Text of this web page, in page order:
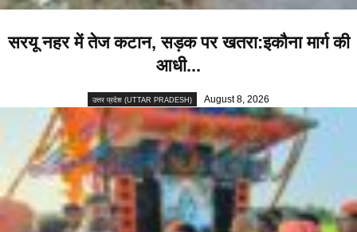
सरयू नहर में तेज कटान, सड़क पर खतरा:इकौना मार्ग की
आधी...
उत्तर प्रदेश (UTTAR PRADESH) August 8, 2026